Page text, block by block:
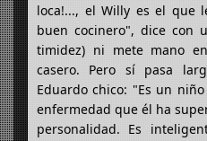
loca!..., el Willy es el que
buen cocinero", dice con
timidez) ni mete mano
casero. Pero sí pasa
Eduardo chico: "Es un
enfermedad que él ha
personalidad. Es